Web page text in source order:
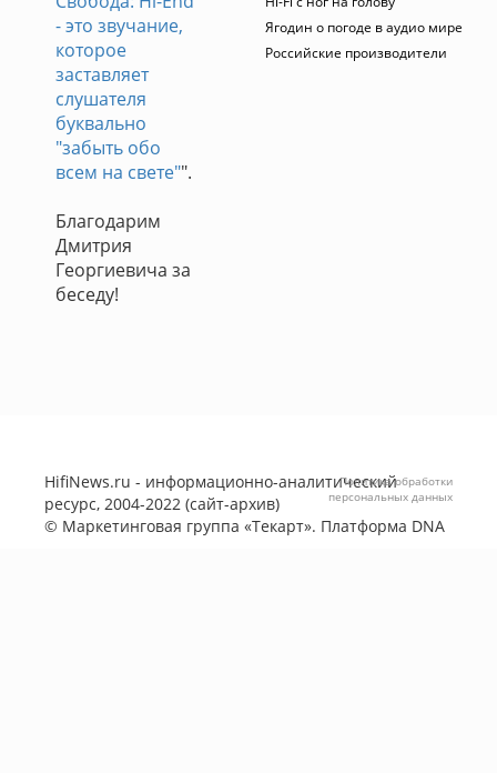
- это звучание,
которое
заставляет
слушателя
буквально
"забыть обо
всем на свете"".
Благодарим
Дмитрия
Георгиевича за
беседу!
Ягодин о погоде в аудио мире
Российские производители
HifiNews.ru - информационно-аналитический
ресурс, 2004-2022 (сайт-архив)
© Маркетинговая группа «Текарт». Платформа DNA
Политика обработки
персональных данных